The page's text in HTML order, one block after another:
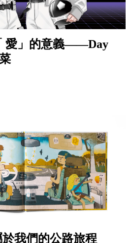
愛」的意義——Day
我們的公路旅程